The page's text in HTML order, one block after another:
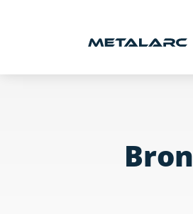
MÉTALLERIE
Bron